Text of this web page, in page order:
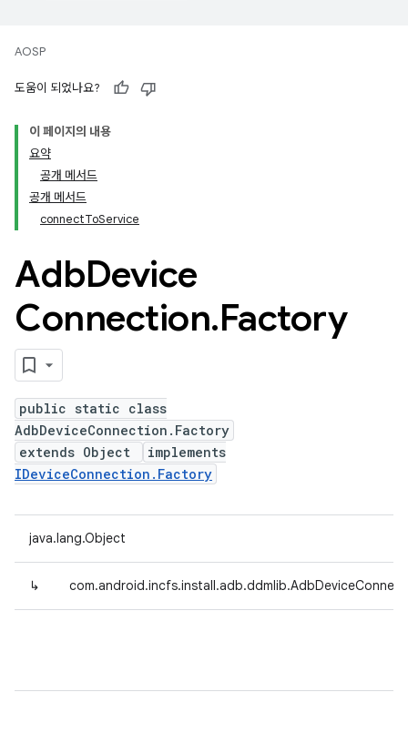
AOSP
도움이 되었나요?
이 페이지의 내용
요약
공개 메서드
공개 메서드
connectToService
AdbDevice
Connection.Factory
public static class
AdbDeviceConnection.Factory
extends Object
implements
IDeviceConnection.Factory
java.lang.Object
↳